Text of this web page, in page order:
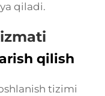
qiladi.
qilish
tizimi